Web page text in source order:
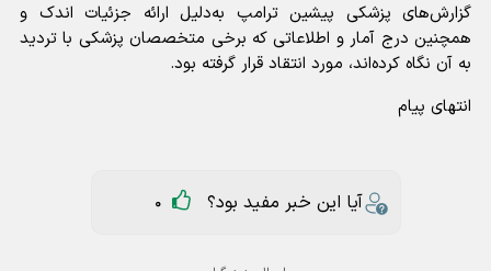
گزارش‌های پزشکی پیشین ترامپ به‌دلیل ارائه جزئیات اندک و
همچنین درج آمار و اطلاعاتی که برخی متخصصان پزشکی با تردید
به آن نگاه کرده‌اند، مورد انتقاد قرار گرفته بود.
انتهای پیام
آیا این خبر مفید بود؟ 0